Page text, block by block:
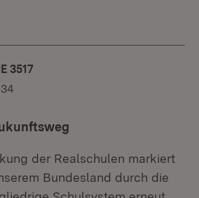
3517
der Realschulen markiert
Bundesland durch die